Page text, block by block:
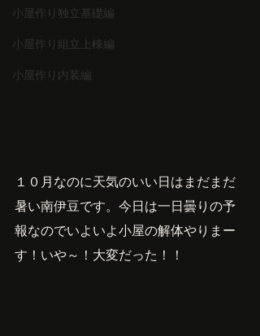
小屋作り独立基礎編
小屋作り組立上棟編
小屋作り内装編
１０月なのに天気のいい日はまだまだ
暑い南伊豆です。今日は一日曇りの予
報なのでいよいよ小屋の解体やりまー
す！いや～！大変だった！！